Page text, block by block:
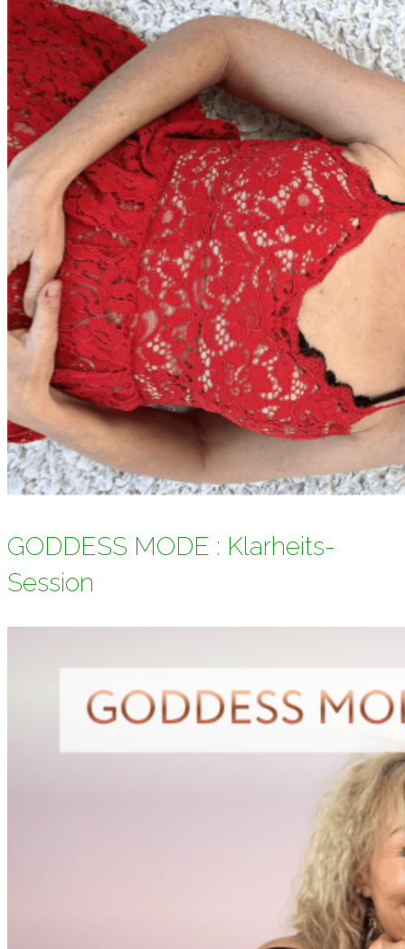
GODDESS MODE : Klarheits-
Session